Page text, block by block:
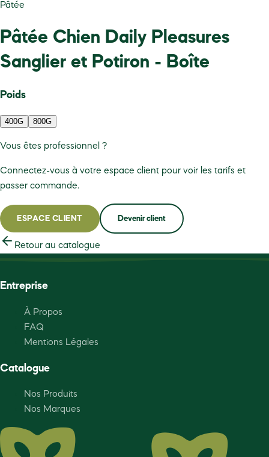
Pâtée
Pâtée Chien Daily Pleasures
Sanglier et Potiron - Boîte
Poids
400G 800G
Vous êtes professionnel ?
Connectez-vous à votre espace client pour voir les tarifs et
passer commande.
ESPACE CLIENT Devenir client
Retour au catalogue
Entreprise
À Propos
FAQ
Mentions Légales
Catalogue
Nos Produits
Nos Marques